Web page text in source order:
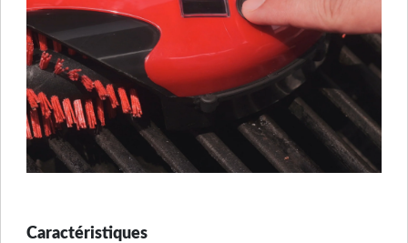
Caractéristiques